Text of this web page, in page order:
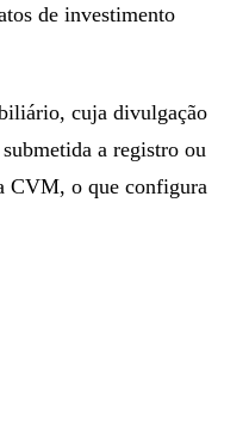
de investimento
cuja divulgação
a registro ou
CVM, o que configura